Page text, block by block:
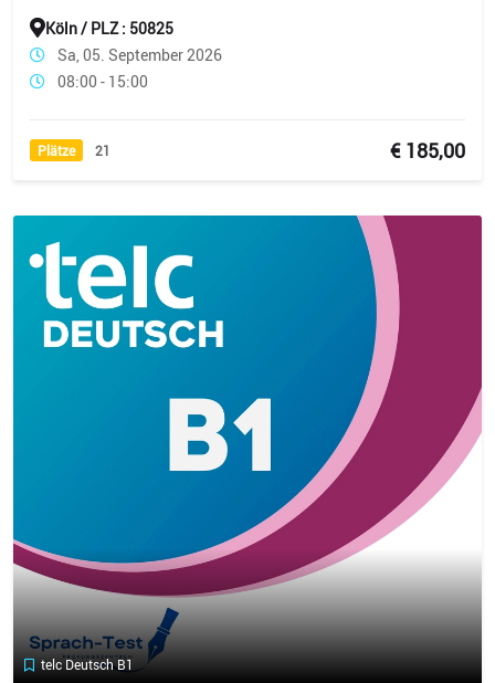
Köln / PLZ : 50825
Sa, 05. September 2026
08:00 - 15:00
Plätze 21 € 185,00
telc Deutsch B1